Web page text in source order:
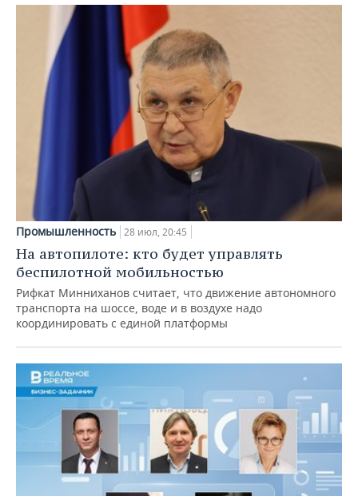
Промышленность 28 июл, 20:45
На автопилоте: кто будет управлять
беспилотной мобильностью
Рифкат Минниханов считает, что движение автономного
транспорта на шоссе, воде и в воздухе надо
координировать с единой платформы